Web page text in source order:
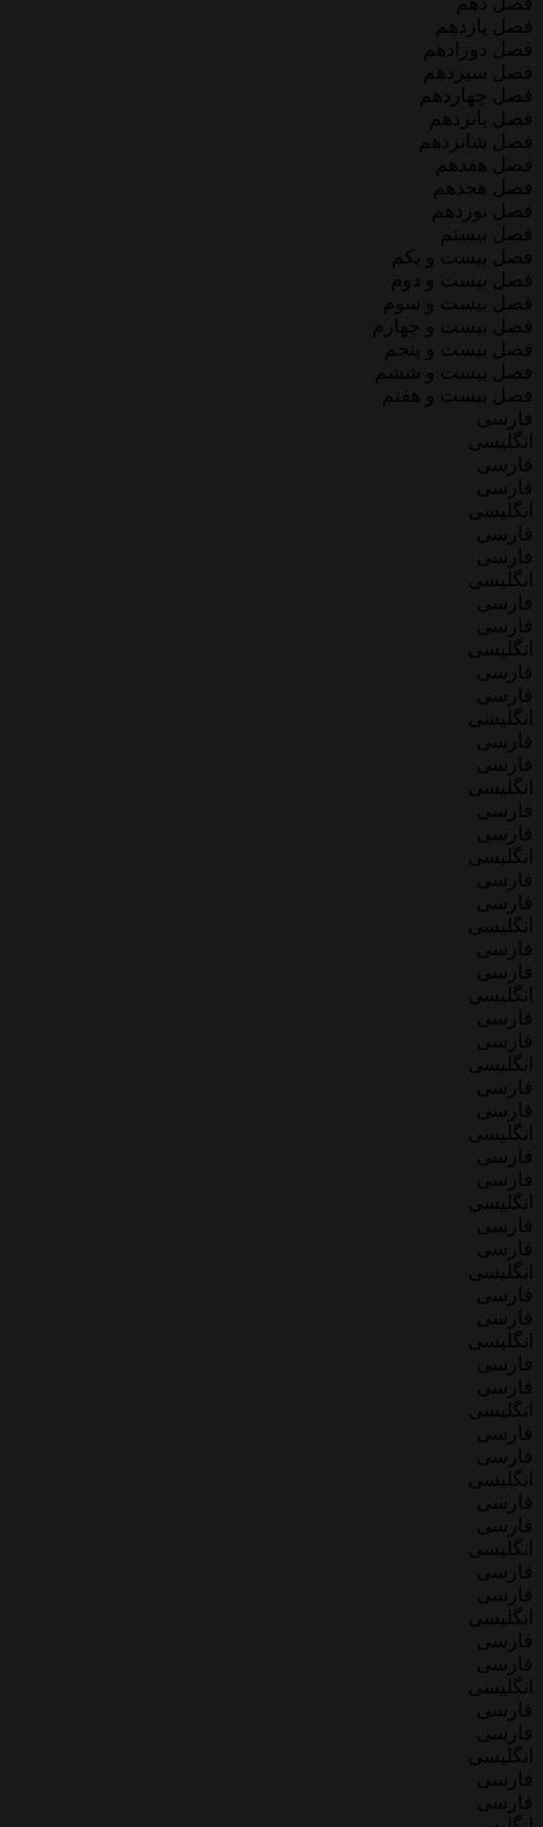
فصل یازدهم
فصل دوزادهم
فصل سیزدهم
فصل چهاردهم
فصل پانزدهم
فصل شانزدهم
فصل هفدهم
فصل هجدهم
فصل نوزدهم
فصل بیستم
فصل بیست و یکم
فصل بیست و دوم
فصل بیست و سوم
فصل بیست و چهارم
فصل بیست و پنجم
فصل بیست و ششم
فصل بیست و هفتم
فارسی
انگلیسی
فارسی
فارسی
انگلیسی
فارسی
فارسی
انگلیسی
فارسی
فارسی
انگلیسی
فارسی
فارسی
انگلیسی
فارسی
فارسی
انگلیسی
فارسی
فارسی
انگلیسی
فارسی
فارسی
انگلیسی
فارسی
فارسی
انگلیسی
فارسی
فارسی
انگلیسی
فارسی
فارسی
انگلیسی
فارسی
فارسی
انگلیسی
فارسی
فارسی
انگلیسی
فارسی
فارسی
انگلیسی
فارسی
فارسی
انگلیسی
فارسی
فارسی
انگلیسی
فارسی
فارسی
انگلیسی
فارسی
فارسی
انگلیسی
فارسی
فارسی
انگلیسی
فارسی
فارسی
انگلیسی
فارسی
فارسی